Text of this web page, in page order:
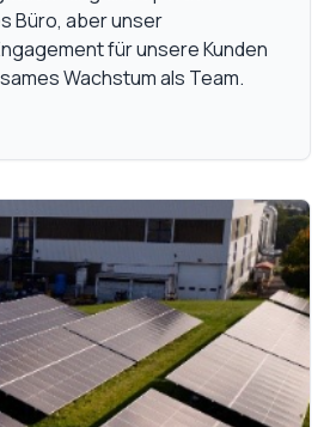
Büro, aber unser
für unsere Kunden
Wachstum als Team.